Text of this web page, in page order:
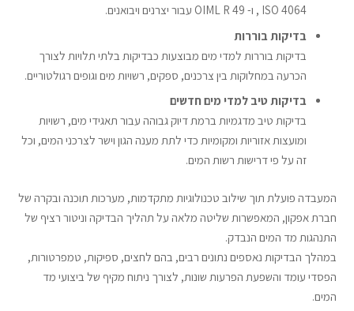
ISO 4064 , ו- OIML R 49 עבור יצרנים ויבואנים.
בדיקות בוררות
בדיקות בוררות למדי מים מבוצעות כבדיקות בלתי תלויות לצורך
הכרעה במחלוקות בין צרכנים, ספקים, רשויות מים וגופים רגולטוריים.
בדיקות טיב למדי מים חדשים
בדיקות טיב מדגמיות ברמת דיוק גבוהה עבור תאגידי מים, רשויות
ומועצות אזוריות ומקומיות כדי לתת מענה הגון וישר לצרכני המים, וכל
זה על פי דרישות רשות המים.
המעבדה פועלת תוך שילוב טכנולוגיות מתקדמות, מערכות תוכנה ובקרה של
חברת אפקון, המאפשרות שליטה מלאה על תהליך הבדיקה וניטור רציף של
התנהגות מד המים הנבדק.
במהלך הבדיקות נאספים נתונים רבים, בהם לחצים, ספיקות, טמפרטורות,
הפסדי עומד והשפעת הפרעות שונות, לצורך ניתוח מקיף של ביצועי מד
המים.